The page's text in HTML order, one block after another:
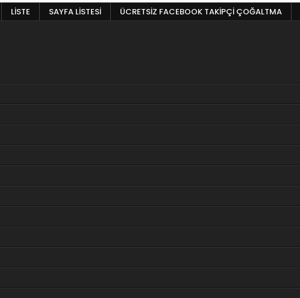
LISTE SAYFA LISTESI ÜCRETSIZ FACEBOOK TAKIPÇI ÇOĞALTMA